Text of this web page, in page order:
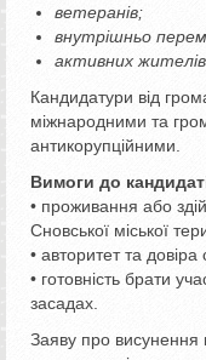
ветеранів;
внутрішньо
активних
Кандидатури від
міжнародними та
антикорупційними.
Вимоги до
• проживання або
Сновської міської
• авторитет та
• готовність брати
засадах.
Заяву про висунення